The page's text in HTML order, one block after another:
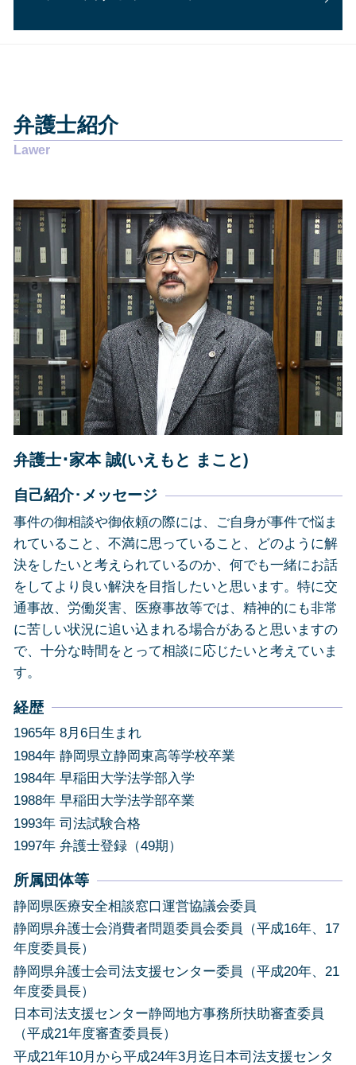
個人再生 費用
過払い金 債務整理
個人再生 費用 分割
債務整理 弁護士 おすすめ
個人再生 任意整理
債務整理とは デメリット
離婚 協議書
離婚調停 弁護士
労働問題 慰謝料
労働問題 解決策
離婚届 必要書類
離婚調停 申立書
労働問題 相談先
離婚 裁判
悪徳商法 営業
離婚 強い 弁護士
労働問題 いじめ
交通事故 静岡県
債務整理 静岡市
企業法務 静岡県
相続 静岡市
相続 静岡県
交通事故 藤枝市
その他の法律問題 焼津市
企業法務 藤枝市
企業法務 静岡市
交通事故 焼津市
その他の法律問題 島田市
相続 焼津市
相続 島田市
その他の法律問題 静岡県
その他の法律問題 藤枝市
弁護士紹介
弁護士･家本 誠(いえもと まこと)
自己紹介･メッセージ
事件の御相談や御依頼の際には、ご自身が事件で悩ま
れていること、不満に思っていること、どのように解
決をしたいと考えられているのか、何でも一緒にお話
をしてより良い解決を目指したいと思います。特に交
通事故、労働災害、医療事故等では、精神的にも非常
に苦しい状況に追い込まれる場合があると思いますの
で、十分な時間をとって相談に応じたいと考えていま
す。
経歴
1965年 8月6日生まれ
1984年 静岡県立静岡東高等学校卒業
1984年 早稲田大学法学部入学
1988年 早稲田大学法学部卒業
1993年 司法試験合格
1997年 弁護士登録（49期）
所属団体等
静岡県医療安全相談窓口運営協議会委員
静岡県弁護士会消費者問題委員会委員（平成16年、17
年度委員長）
静岡県弁護士会司法支援センター委員（平成20年、21
年度委員長）
日本司法支援センター静岡地方事務所扶助審査委員
（平成21年度審査委員長）
平成21年10月から平成24年3月迄日本司法支援センタ